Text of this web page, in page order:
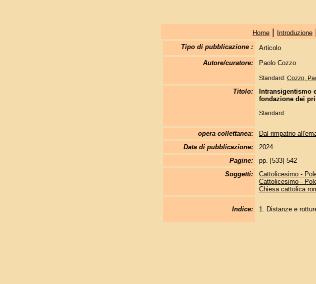
Home| Introduzione|
Tipo di pubblicazione :
Articolo
Autore/curatore:
Paolo Cozzo
Standard: Cozzo,
Titolo:
Intransigentismo
fondazione dei
Standard:
opera collettanea:
Dal rimpatrio
Data di pubblicazione:
2024
Pagine:
pp. [533]-542
Soggetti:
Cattolicesimo -
Cattolicesimo -
Chiesa cattolica
Indice: 1. Distanze e